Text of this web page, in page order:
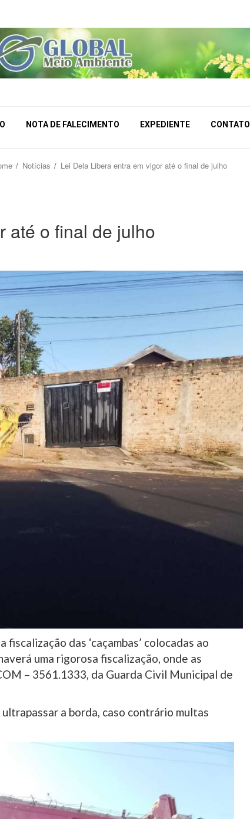
NOTA DE FALECIMENTO EXPEDIENTE CONTATO
Notícias Lei Dela Libera entra em vigor até o final de julho
até o final de julho
das ‘caçambas’ colocadas ao
uma rigorosa fiscalização, onde as
– 3561.1333, da Guarda Civil Municipal de
a borda, caso contrário multas